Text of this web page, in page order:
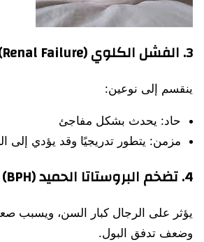
3. الفشل الكلوي (Renal Failure)
ينقسم إلى نوعين:
حاد: يحدث بشكل مفاجئ
مزمن: يتطور تدريجيًا وقد يؤدي إلى
4. تضخم البروستاتا الحميد (BPH)
يؤثر على الرجال كبار السن، ويسبب
وضعف تدفق البول.